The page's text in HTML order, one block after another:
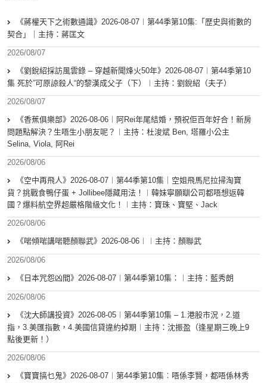
《蔣權天下之術數通識》2026-08-07︱第44季第10集:「歴史與術數的
契合」｜主持：蔣匡文
2026/08/07
《劉銳紹採訪風雲錄 – 穿越新聞烽火50年》2026-08-07︱第44季第10
集 死於”可原諒殺人“的黎漢成父子（下）︱主持：劉銳紹（夫子）
2026/08/07
《香蕉俱樂部》2026-08-06︱阿Rei年尾結婚，預祝佢百年好合！新房
問題點解決？生唔生小朋友呢？︱主持：杜浚斌 Ben, 塔羅小公主
Selina, Viola, 阿Rei
2026/08/06
《空中再飛人》2026-08-07︱第44季第10集｜空姐飛馬尼拉掃淘寶
貨？挑戰食鴨仔蛋 + Jollibee隱藏用法！︱韓妹寧願瞓公司都唔想返韓
國？爆料航空界超嚴格階級文化！︱主持：寶珠、寶堅、Jack
2026/08/06
《啱傾啱講啱聽顏聯武》2026-08-06︱︱主持：顏聯武
2026/08/06
《日本咒怨凶間》2026-08-07︱第44季第10集：︱主持：藍秀朗
2026/08/06
《沈大師講投資》2026-08-05︱第44季第10集 – 1.港股市況，2.道
指，3.美匯指數，4.美國信貸違約掉期︱主持：沈振盈（逢星期三晚上9
點後更新！）
2026/08/06
《寶寶搞乜鬼》2026-08-07︱第44季第10集︰唔係李賢，都唔係林秀